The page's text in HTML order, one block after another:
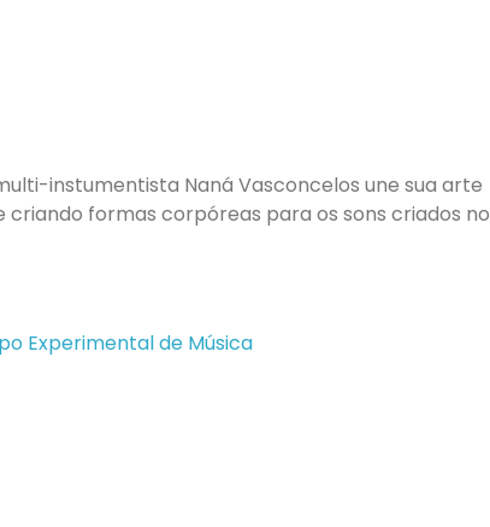
instumentista Naná Vasconcelos une sua arte
criando formas corpóreas para os sons criados no
Experimental de Música